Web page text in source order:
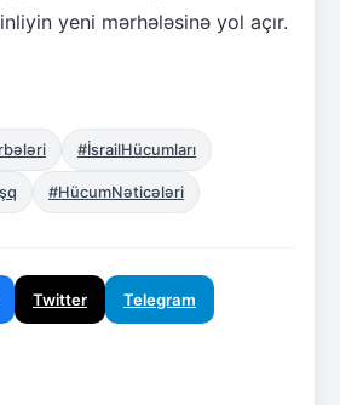
yeni mərhələsinə yol açır.
#İsrailHücumları
#HücumNəticələri
Twitter Telegram